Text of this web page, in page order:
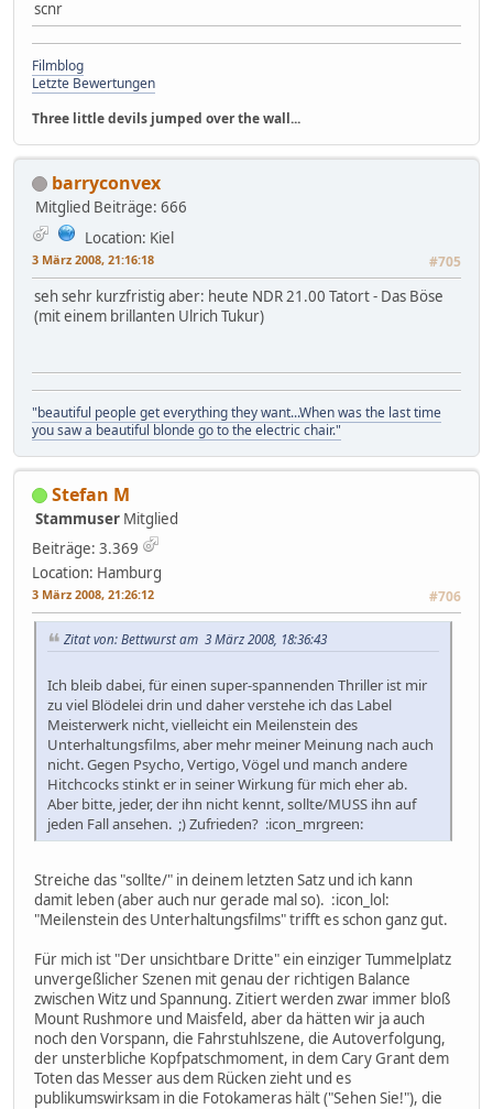
scnr
Filmblog
Letzte Bewertungen
Three little devils jumped over the wall...
barryconvex
Mitglied Beiträge: 666
Location: Kiel
3 März 2008, 21:16:18 #705
seh sehr kurzfristig aber: heute NDR 21.00 Tatort - Das Böse
(mit einem brillanten Ulrich Tukur)
"beautiful people get everything they want...When was the last time
you saw a beautiful blonde go to the electric chair."
Stefan M
Stammuser Mitglied
Beiträge: 3.369
Location: Hamburg
3 März 2008, 21:26:12 #706
Zitat von: Bettwurst am 3 März 2008, 18:36:43
Ich bleib dabei, für einen super-spannenden Thriller ist mir
zu viel Blödelei drin und daher verstehe ich das Label
Meisterwerk nicht, vielleicht ein Meilenstein des
Unterhaltungsfilms, aber mehr meiner Meinung nach auch
nicht. Gegen Psycho, Vertigo, Vögel und manch andere
Hitchcocks stinkt er in seiner Wirkung für mich eher ab.
Aber bitte, jeder, der ihn nicht kennt, sollte/MUSS ihn auf
jeden Fall ansehen. ;) Zufrieden? :icon_mrgreen:
Streiche das "sollte/" in deinem letzten Satz und ich kann
damit leben (aber auch nur gerade mal so). :icon_lol:
"Meilenstein des Unterhaltungsfilms" trifft es schon ganz gut.
Für mich ist "Der unsichtbare Dritte" ein einziger Tummelplatz
unvergeßlicher Szenen mit genau der richtigen Balance
zwischen Witz und Spannung. Zitiert werden zwar immer bloß
Mount Rushmore und Maisfeld, aber da hätten wir ja auch
noch den Vorspann, die Fahrstuhlszene, die Autoverfolgung,
der unsterbliche Kopfpatschmoment, in dem Cary Grant dem
Toten das Messer aus dem Rücken zieht und es
publikumswirksam in die Fotokameras hält ("Sehen Sie!"), die